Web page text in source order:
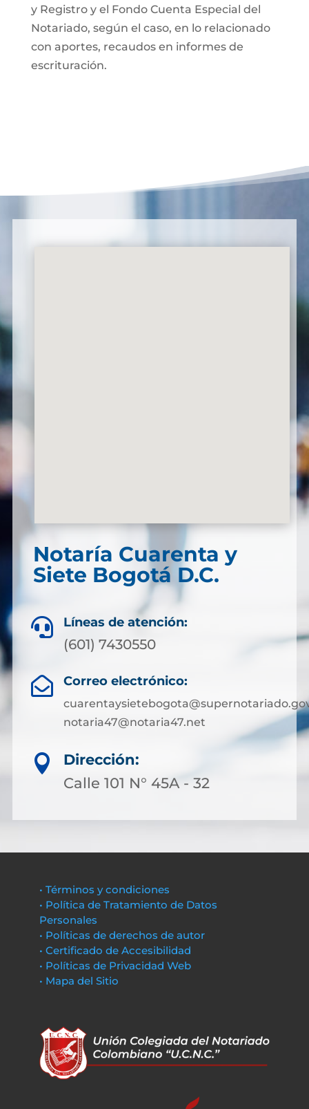
y Registro y el Fondo Cuenta Especial del
Notariado, según el caso, en lo relacionado
con aportes, recaudos en informes de
escrituración.
Notaría Cuarenta y
Siete Bogotá D.C.
 Líneas de atención:
(601) 7430550
 Correo electrónico:
notaria47@notaria47.net

Dirección:
Calle 101 N° 45A - 32
• Términos y condiciones
• Política de Tratamiento de Datos
Personales
• Políticas de derechos de autor
• Certificado de Accesibilidad
• Políticas de Privacidad Web
• Mapa del Sitio